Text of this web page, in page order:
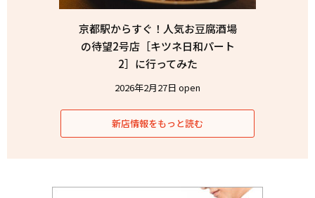
京都駅からすぐ！人気お豆腐酒場
の待望2号店［キツネ日和パート
2］に行ってみた
2026年2月27日 open
新店情報をもっと読む